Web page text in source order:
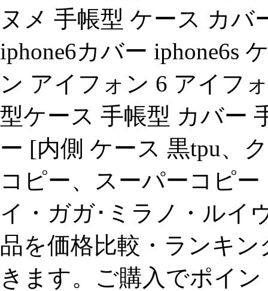
ヌメ 手帳型 ケース カバ
iphone6カバー iphone6s
ン アイフォン 6 アイフ
型ケース 手帳型 カバー
ー [内側 ケース 黒tpu、
コピー、スーパーコピ
イ・ガガ･ミラノ・ルイ
品を価格比較・ランキ
きます。ご購入でポイ